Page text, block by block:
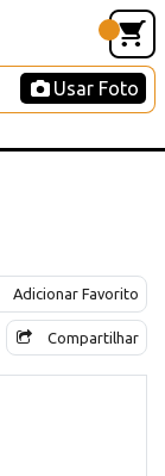
Usar Foto
Adicionar Favorito
Compartilhar